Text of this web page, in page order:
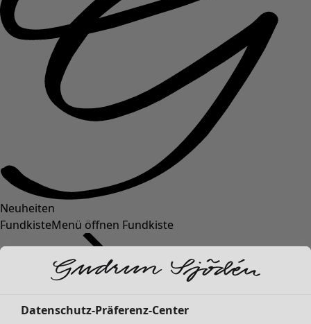
Neuheiten
FundkisteMenü öffnen Fundkiste
Datenschutz-Präferenz-Center